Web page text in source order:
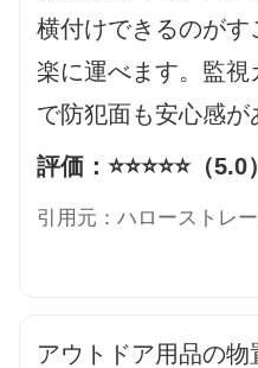
横付けできるのがす
楽に運べます。監
で防犯面も安心感が
評価：⭐️⭐️⭐️⭐️⭐️（5.0）
引用元：ハローストレ
アウトドア用品の物